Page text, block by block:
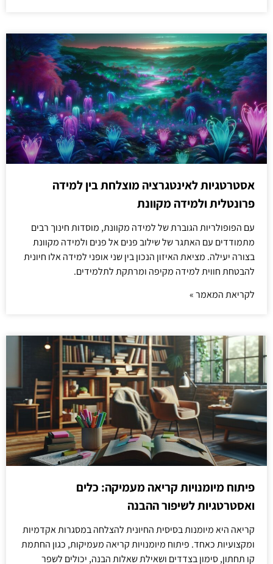
אסטרטגיות לאינטגרציה מוצלחת בין למידה
פרונטלית ולמידה מקוונת
עם הפופולריות הגוברת של למידה מקוונת, מוסדות חינוך רבים
מתמודדים עם האתגר של שילוב פנים אל פנים ולמידה מקוונת
בצורה יעילה. מציאת האיזון הנכון בין שני אופני למידה אלו חיונית
להבטחת חווית למידה מקיפה ומרתקת לתלמידים.
לקריאת המאמר »
פיתוח מיומנויות קריאה מעמיקה: כלים
ואסטרטגיות לשיפור ההבנה
קריאה היא מיומנות בסיסית החיונית להצלחה במסגרות אקדמיות
ומקצועיות כאחד. פיתוח מיומנויות קריאה מעמיקות, כגון החתמת
קו תחתון, סימון בצדדים ושאילת שאלות הבנה, יכולים לשפר